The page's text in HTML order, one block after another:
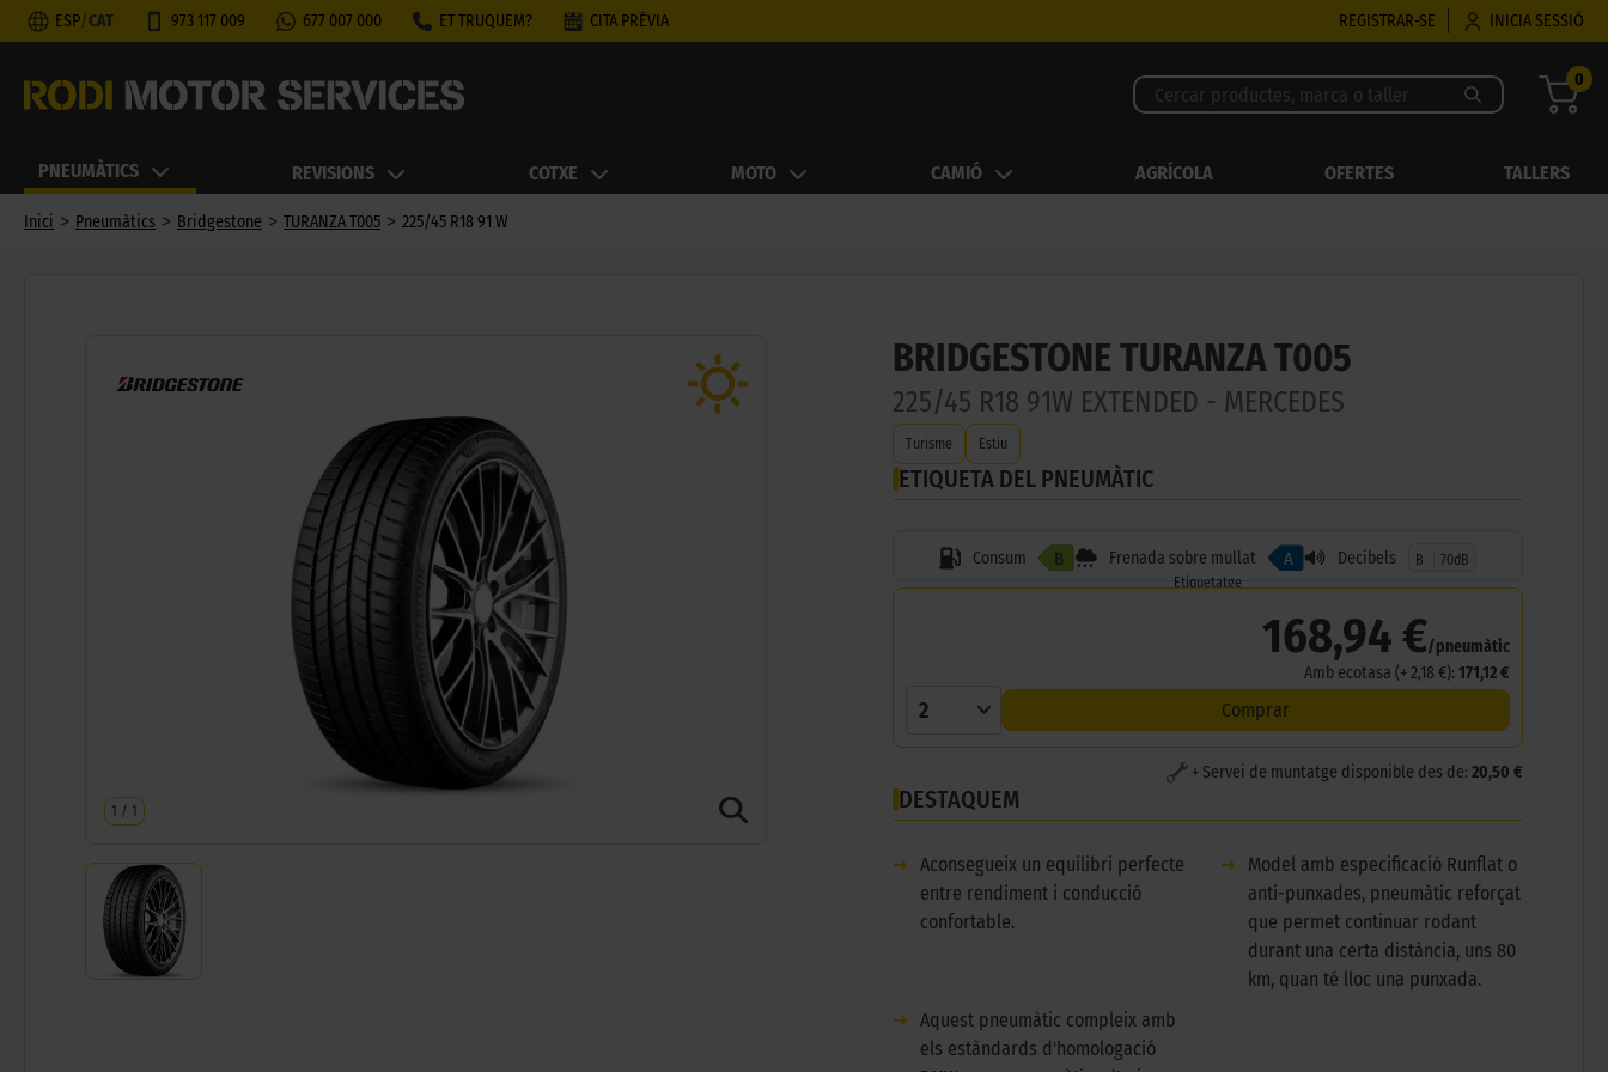
ESP/CAT 973 117 009 677 007 000 ET TRUQUEM? CITA PRÈVIA REGISTRAR-SE INICIA SESSIÓ
0
PNEUMÀTICS REVISIONS COTXE MOTO CAMIÓ AGRÍCOLA OFERTES TALLERS
Inici > Pneumàtics > Bridgestone > TURANZA T005 > 225/45 R18 91 W
1 / 1
BRIDGESTONE TURANZA T005
225/45 R18 91W EXTENDED - MERCEDES
Turisme Estiu
ETIQUETA DEL PNEUMÀTIC
Consum B Frenada sobre mullat A Decibels B
70dB
Etiquetatge
168,94 €/pneumàtic
Amb ecotasa (+ 2,18 €): 171,12 €
2 Comprar
+ Servei de muntatge disponible des de: 20,50 €
DESTAQUEM
➜ Aconsegueix un equilibri perfecte
entre rendiment i conducció
confortable.
➜
Model amb especificació Runflat o
anti-punxades, pneumàtic reforçat
que permet continuar rodant
durant una certa distància, uns 80
km, quan té lloc una punxada.
➜ Aquest pneumàtic compleix amb
els estàndards d'homologació